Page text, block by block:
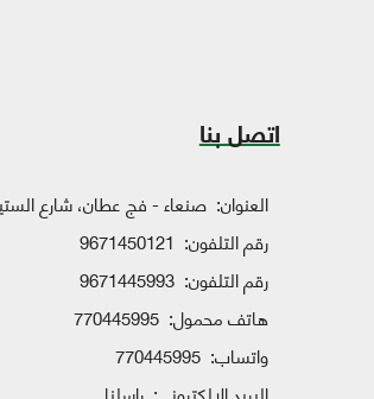
اتصل بنا
العنوان: صنعاء - فج عطان، شارع
رقم التلفون: 9671450121
رقم التلفون: 9671445993
هاتف محمول: 770445995
واتساب: 770445995